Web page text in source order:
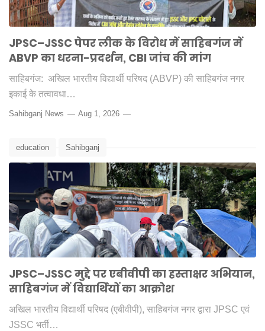
JPSC–JSSC पेपर लीक के विरोध में साहिबगंज में
ABVP का धरना-प्रदर्शन, CBI जांच की मांग
साहिबगंज: अखिल भारतीय विद्यार्थी परिषद (ABVP) की साहिबगंज नगर
इकाई के तत्वावधा…
Sahibganj News Aug 1, 2026
education Sahibganj
JPSC–JSSC मुद्दे पर एबीवीपी का हस्ताक्षर अभियान,
साहिबगंज में विद्यार्थियों का आक्रोश
अखिल भारतीय विद्यार्थी परिषद (एबीवीपी), साहिबगंज नगर द्वारा JPSC एवं
JSSC भर्ती…